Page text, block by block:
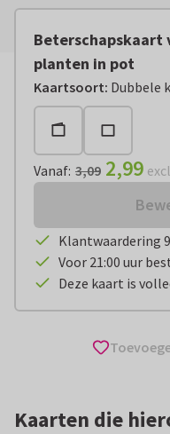
planten in pot
Kaartsoort: Dubbele
Vanaf: € 2,99 excl.
Vanaf: 3,09 2,99
Klantwaardering
Voor 21:00 uur
Deze kaart is
Kaarten die